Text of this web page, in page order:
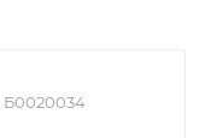
Б0020034